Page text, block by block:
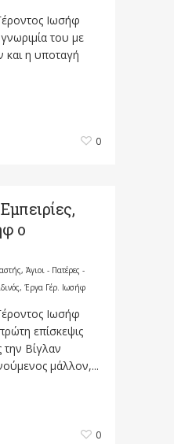
Ιωσήφ
του με
και η υποταγή
0
ο
, Άγιοι - Πατέρες -
, Έργα Γέρ. Ιωσήφ
Ιωσήφ
επίσκεψις
την Βίγλαν
μάλλον,...
0